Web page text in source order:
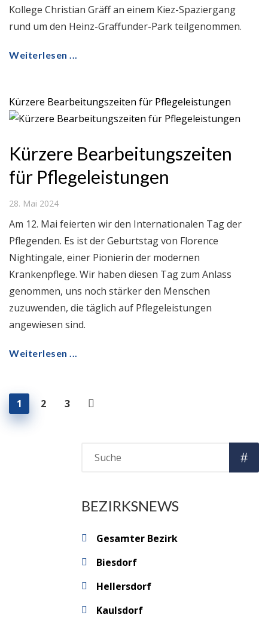
Kollege Christian Gräff an einem Kiez-Spaziergang
rund um den Heinz-Graffunder-Park teilgenommen.
Weiterlesen ...
Kürzere Bearbeitungszeiten für Pflegeleistungen
Kürzere Bearbeitungszeiten
für Pflegeleistungen
28. Mai 2024
Am 12. Mai feierten wir den Internationalen Tag der
Pflegenden. Es ist der Geburtstag von Florence
Nightingale, einer Pionierin der modernen
Krankenpflege. Wir haben diesen Tag zum Anlass
genommen, uns noch stärker den Menschen
zuzuwenden, die täglich auf Pflegeleistungen
angewiesen sind.
Weiterlesen ...
1 2 3
BEZIRKSNEWS
Gesamter Bezirk
Biesdorf
Hellersdorf
Kaulsdorf